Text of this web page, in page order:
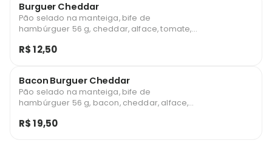
Burguer Cheddar
Pão selado na manteiga, bife de
hambúrguer 56 g, cheddar, alface, tomate,
R$ 12,50
Bacon Burguer Cheddar
Pão selado na manteiga, bife de
hambúrguer 56 g, bacon, cheddar, alface,
maionese.
R$ 19,50